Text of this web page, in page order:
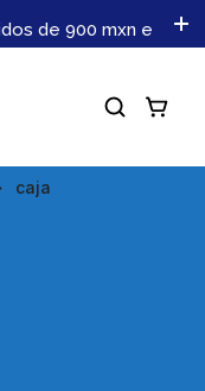
de 900 mxn en
caja